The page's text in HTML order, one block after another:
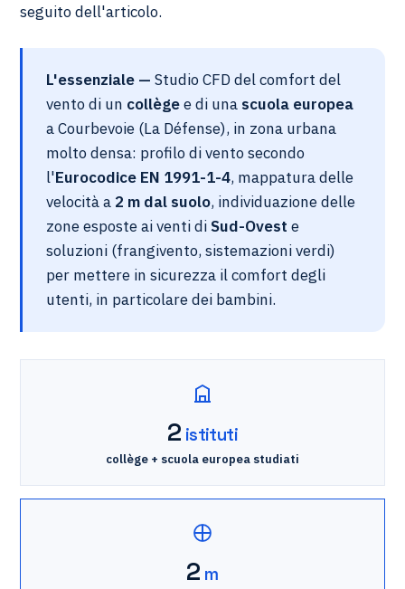
seguito dell'articolo.
L'essenziale — Studio CFD del comfort del
vento di un collègee di una scuola europea
a Courbevoie (La Défense), in zona urbana
molto densa: profilo di vento secondo
l'Eurocodice EN 1991-1-4, mappatura delle
velocità a 2 m dal suolo, individuazione delle
zone esposte ai venti diSud-Ovest e
soluzioni (frangivento, sistemazioni verdi)
per mettere in sicurezza il comfort degli
utenti, in particolare dei bambini.
2 istituti
collège + scuola europea studiati
2 m